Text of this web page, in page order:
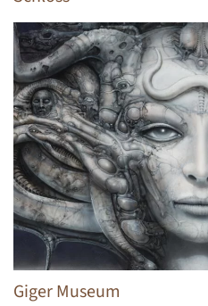
Giger Museum